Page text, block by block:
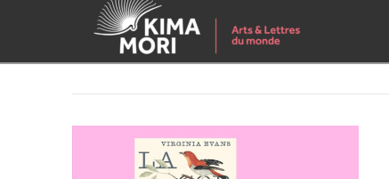
YASSI NASSERI
LITTÉRATURE NON-FICTION